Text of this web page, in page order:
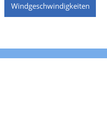
Windgeschwindigkeiten